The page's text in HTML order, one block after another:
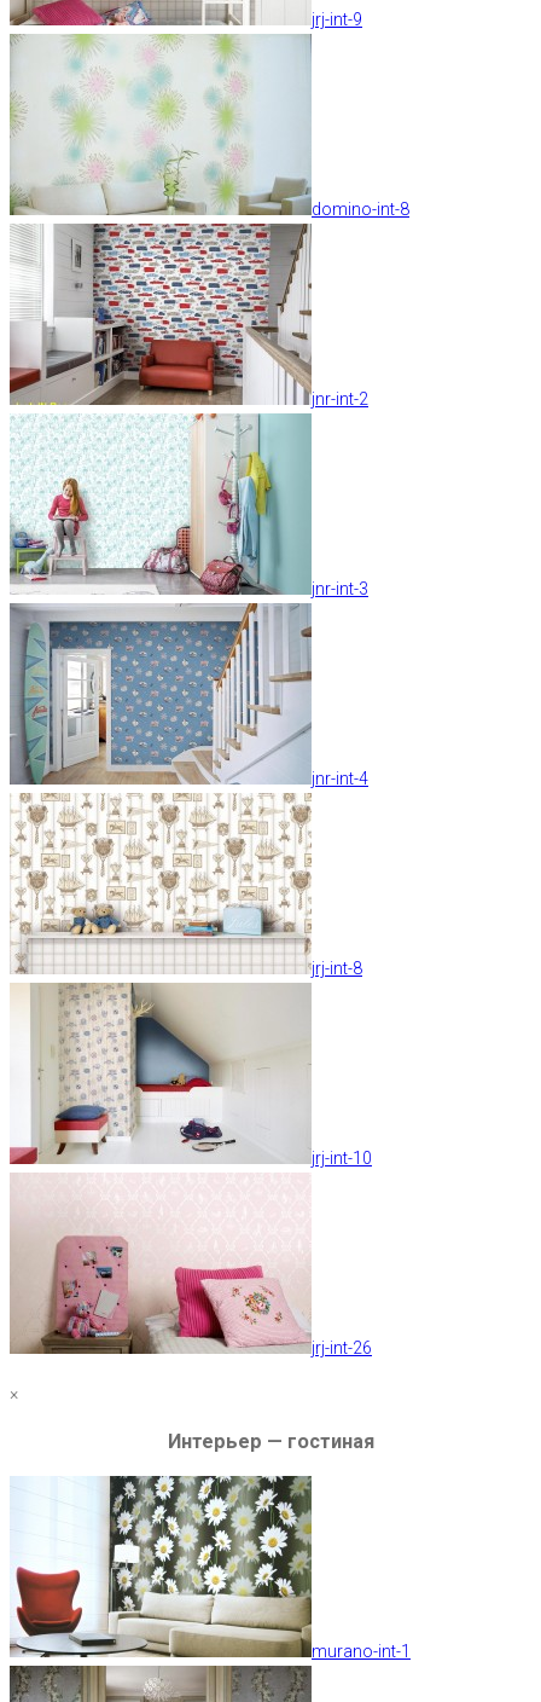
jrj-int-9
domino-int-8
jnr-int-2
jnr-int-3
jnr-int-4
jrj-int-8
jrj-int-10
jrj-int-26
×
Интерьер — гостиная
murano-int-1